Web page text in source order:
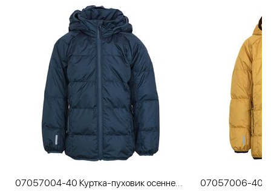
07057004-40 Куртка-пуховик осенне-весенняя синий